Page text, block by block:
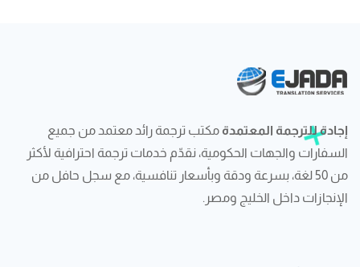
إجادة للترجمة المعتمدة مكتب ترجمة رائد معتمد من جميع
السفارات والجهات الحكومية، نقدّم خدمات ترجمة احترافية لأكثر
من 50 لغة، بسرعة ودقة وبأسعار تنافسية، مع سجل حافل من
الإنجازات داخل الخليج ومصر.